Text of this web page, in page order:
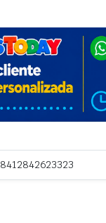
8412842623323